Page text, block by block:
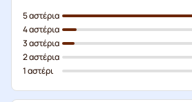
5 αστέρια
4 αστέρια
3 αστέρια
2 αστέρια
1 αστέρι